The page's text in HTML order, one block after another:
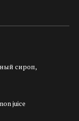
сироп,
juice